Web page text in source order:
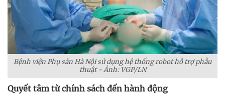
Bệnh viện Phụ sản Hà Nội sử dụng hệ thống robot hỗ trợ phẫu
thuật - Ảnh: VGP/LN
Quyết tâm từ chính sách đến hành động